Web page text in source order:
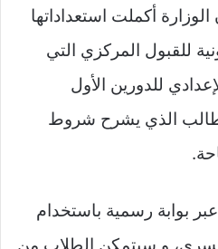
الوزارة أكملت استعداداتها
للقبول المركزي التي
للدورين الأول
الذي يشرح شروط
بوابة رسمية باستخدام